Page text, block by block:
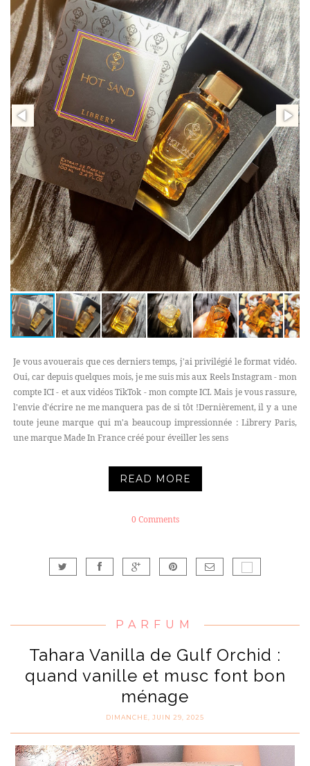
Je vous avouerais que ces derniers temps, j'ai privilégié le format vidéo.
Oui, car depuis quelques mois, je me suis mis aux Reels Instagram - mon
compte ICI - et aux vidéos TikTok - mon compte ICI. Mais je vous rassure,
l'envie d'écrire ne me manquera pas de si tôt !Dernièrement, il y a une
toute jeune marque qui m'a beaucoup impressionnée : Librery Paris,
une marque Made In France créé pour éveiller les sens
READ MORE
0 Comments
PARFUM
Tahara Vanilla de Gulf Orchid :
quand vanille et musc font bon
ménage
DIMANCHE, JUIN 29, 2025